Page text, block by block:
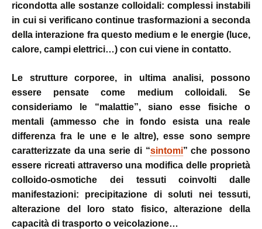
ricondotta alle sostanze colloidali: complessi instabili
in cui si verificano continue trasformazioni a seconda
della interazione fra questo medium e le energie (luce,
calore, campi elettrici…) con cui viene in contatto.
Le strutture corporee, in ultima analisi, possono
essere pensate come medium colloidali. Se
consideriamo le “malattie”, siano esse fisiche o
mentali (ammesso che in fondo esista una reale
differenza fra le une e le altre), esse sono sempre
caratterizzate da una serie di “sintomi” che possono
essere ricreati attraverso una modifica delle proprietà
colloido-osmotiche dei tessuti coinvolti dalle
manifestazioni: precipitazione di soluti nei tessuti,
alterazione del loro stato fisico, alterazione della
capacità di trasporto o veicolazione…